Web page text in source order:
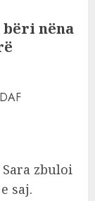
nëna
zbuloi
saj.